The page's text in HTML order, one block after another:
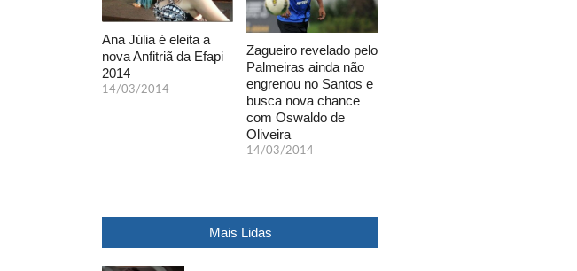
Ana Júlia é eleita a
nova Anfitriã da Efapi
2014
14/03/2014
Zagueiro revelado pelo
Palmeiras ainda não
engrenou no Santos e
busca nova chance
com Oswaldo de
Oliveira
14/03/2014
Mais Lidas